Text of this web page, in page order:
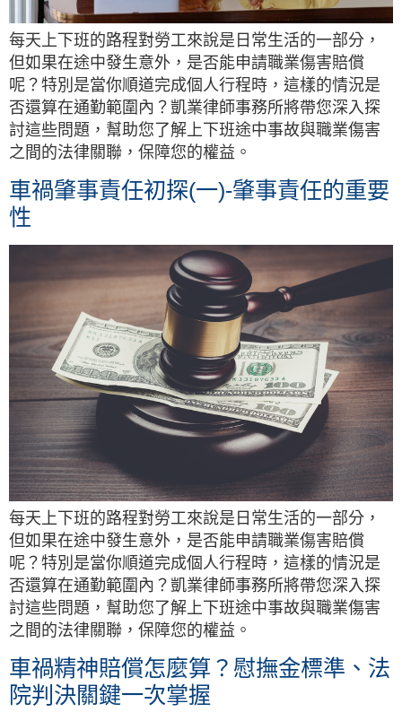
每天上下班的路程對勞工來說是日常生活的一部分，
但如果在途中發生意外，是否能申請職業傷害賠償
呢？特別是當你順道完成個人行程時，這樣的情況是
否還算在通勤範圍內？凱業律師事務所將帶您深入探
討這些問題，幫助您了解上下班途中事故與職業傷害
之間的法律關聯，保障您的權益。
車禍肇事責任初探(一)-肇事責任的重要
性
每天上下班的路程對勞工來說是日常生活的一部分，
但如果在途中發生意外，是否能申請職業傷害賠償
呢？特別是當你順道完成個人行程時，這樣的情況是
否還算在通勤範圍內？凱業律師事務所將帶您深入探
討這些問題，幫助您了解上下班途中事故與職業傷害
之間的法律關聯，保障您的權益。
車禍精神賠償怎麼算？慰撫金標準、法
院判決關鍵一次掌握